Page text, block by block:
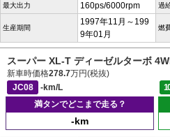
最大出力 160ps/6000rpm 過
生産期間
1997年11月～199
9年01月
燃
スーパー XL-T ディーゼルターボ
新車時価格278.7万円(税抜)
JC08
-km/L
満タンでどこまで走る？
-km